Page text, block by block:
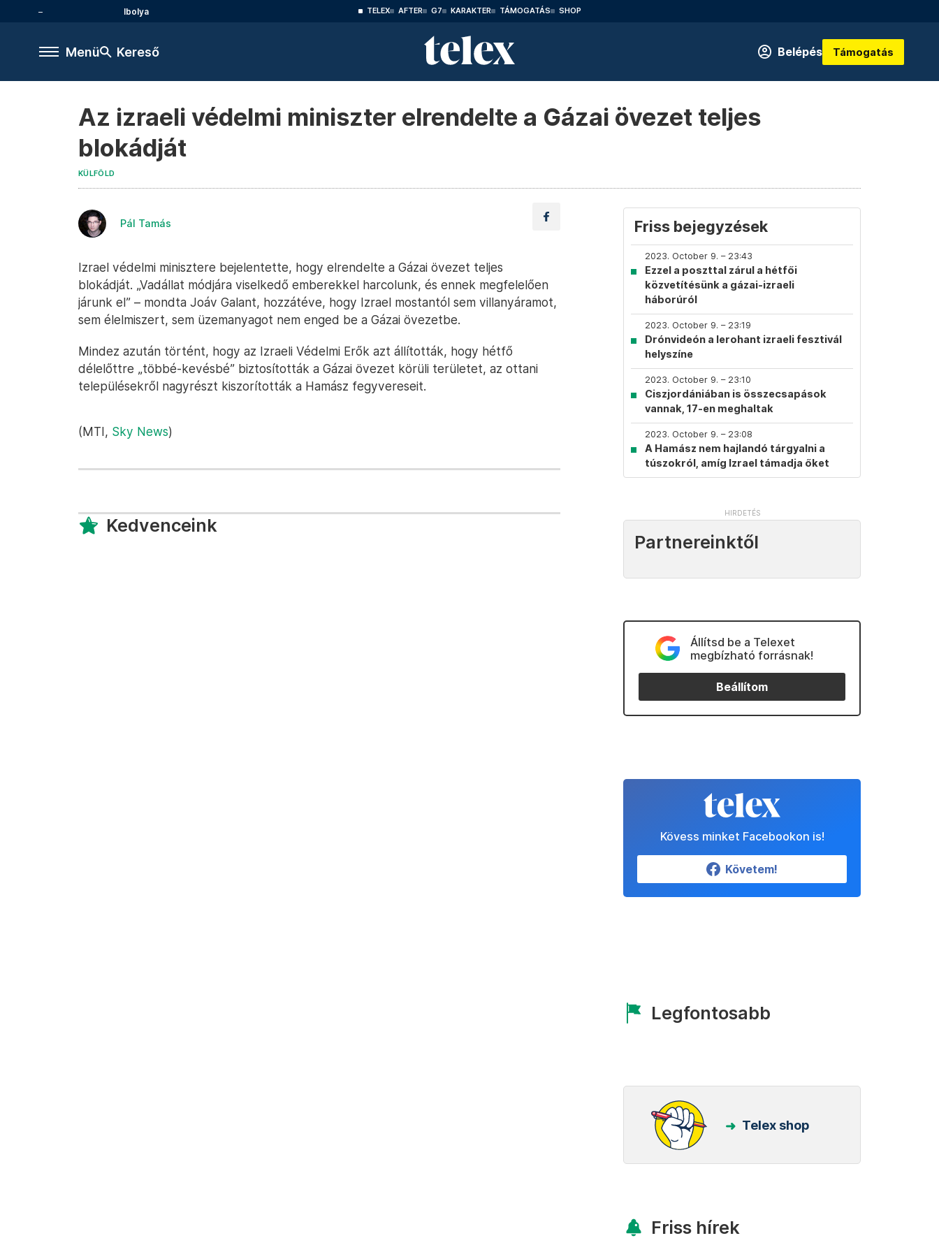
Ibolya TELEX AFTER G7 KARAKTER TÁMOGATÁS SHOP
Menü Kereső Belépés Támogatás
Az izraeli védelmi miniszter elrendelte a Gázai övezet teljes
blokádját
KÜLFÖLD
Pál Tamás
Izrael védelmi minisztere bejelentette, hogy elrendelte a Gázai övezet teljes
blokádját. „Vadállat módjára viselkedő emberekkel harcolunk, és ennek megfelelően
járunk el” – mondta Joáv Galant, hozzátéve, hogy Izrael mostantól sem villanyáramot,
sem élelmiszert, sem üzemanyagot nem enged be a Gázai övezetbe.
Mindez azután történt, hogy az Izraeli Védelmi Erők azt állították, hogy hétfő
délelőttre „többé-kevésbé” biztosították a Gázai övezet körüli területet, az ottani
településekről nagyrészt kiszorították a Hamász fegyvereseit.
(MTI, Sky News)
Kedvenceink
Friss bejegyzések
2023. October 9. – 23:43
Ezzel a poszttal zárul a hétfői
közvetítésünk a gázai-izraeli
háborúról
2023. October 9. – 23:19
Drónvideón a lerohant izraeli fesztivál
helyszíne
2023. October 9. – 23:10
Ciszjordániában is összecsapások
vannak, 17-en meghaltak
2023. October 9. – 23:08
A Hamász nem hajlandó tárgyalni a
túszokról, amíg Izrael támadja őket
Partnereinktől
Állítsd be a Telexet
megbízható forrásnak!
Beállítom
Kövess minket Facebookon is!
Követem!
Legfontosabb
Telex shop
Friss hírek